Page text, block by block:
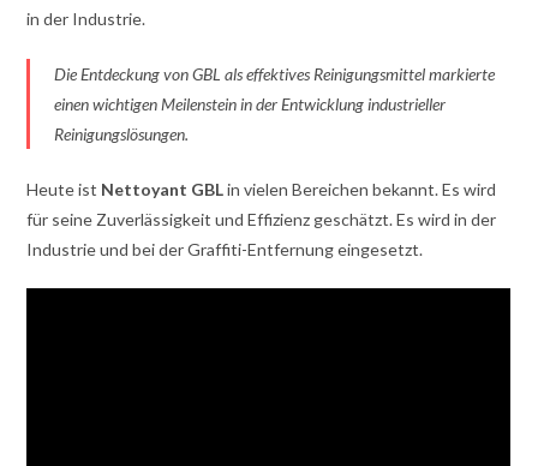
in der Industrie.
Die Entdeckung von GBL als effektives Reinigungsmittel markierte
einen wichtigen Meilenstein in der Entwicklung industrieller
Reinigungslösungen.
Heute ist Nettoyant GBLin vielen Bereichen bekannt. Es wird
für seine Zuverlässigkeit und Effizienz geschätzt. Es wird in der
Industrie und bei der Graffiti-Entfernung eingesetzt.